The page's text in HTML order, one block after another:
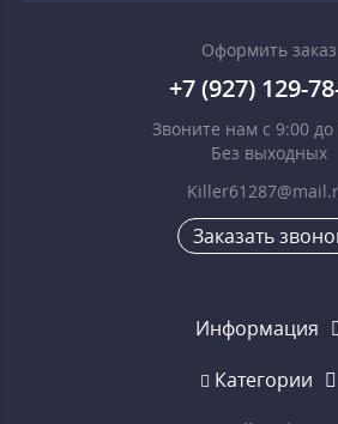
Оформить заказ
+7 (927) 129-
Звоните нам с 9:00 до
Без выходных
Заказать
Информация
Категории